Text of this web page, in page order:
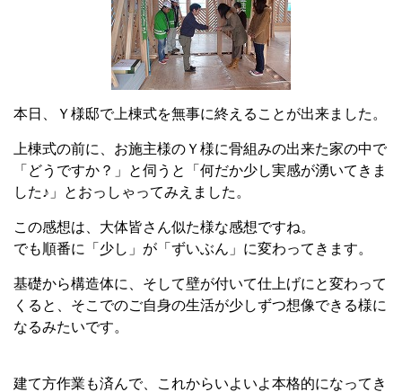
本日、Ｙ様邸で上棟式を無事に終えることが出来ました。
上棟式の前に、お施主様のＹ様に骨組みの出来た家の中で
「どうですか？」と伺うと「何だか少し実感が湧いてきま
した♪」とおっしゃってみえました。
この感想は、大体皆さん似た様な感想ですね。
でも順番に「少し」が「ずいぶん」に変わってきます。
基礎から構造体に、そして壁が付いて仕上げにと変わって
くると、そこでのご自身の生活が少しずつ想像できる様に
なるみたいです。
建て方作業も済んで、これからいよいよ本格的になってき